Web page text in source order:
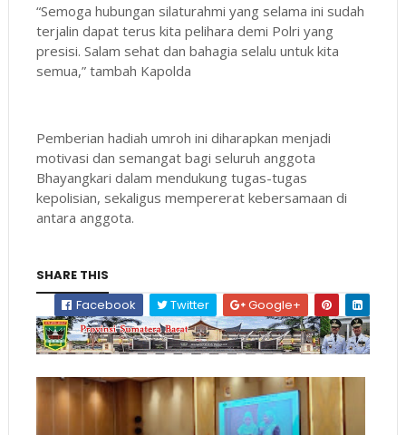
“Semoga hubungan silaturahmi yang selama ini sudah
terjalin dapat terus kita pelihara demi Polri yang
presisi. Salam sehat dan bahagia selalu untuk kita
semua,” tambah Kapolda
Pemberian hadiah umroh ini diharapkan menjadi
motivasi dan semangat bagi seluruh anggota
Bhayangkari dalam mendukung tugas-tugas
kepolisian, sekaligus mempererat kebersamaan di
antara anggota.
SHARE THIS
Facebook
Twitter Google+